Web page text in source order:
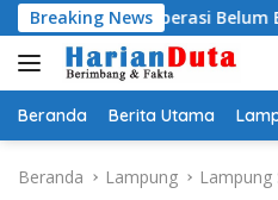
Langsung
ke
konten
Breaking News
Operasi Belum Beri
Beranda Berita Utama
Beranda Lampung Lampung